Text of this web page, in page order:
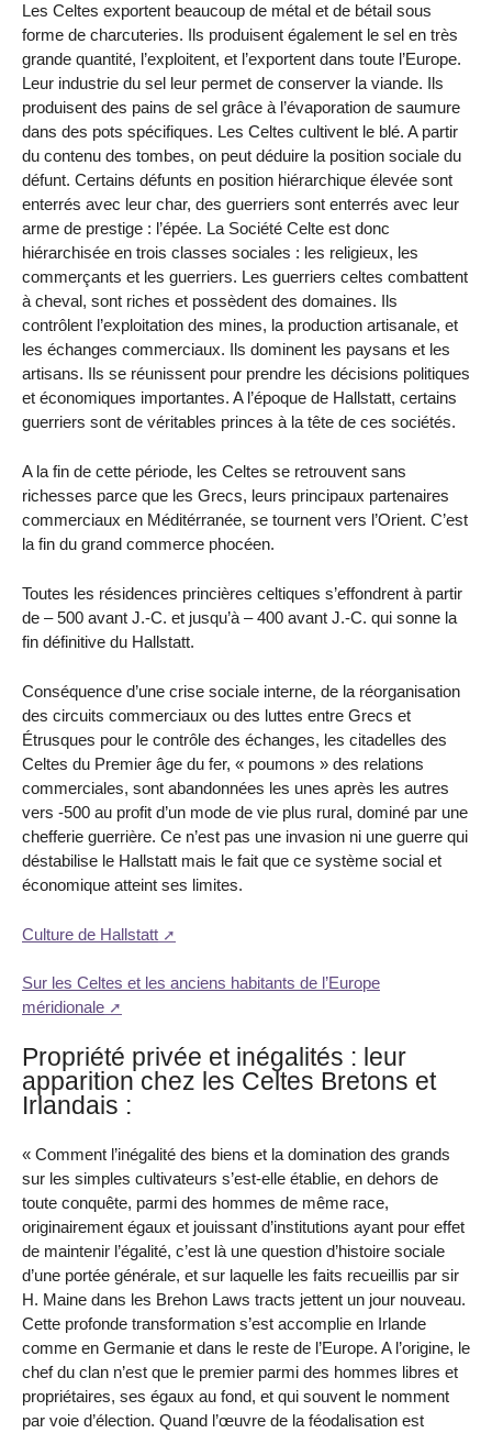
Les Celtes exportent beaucoup de métal et de bétail sous
forme de charcuteries. Ils produisent également le sel en très
grande quantité, l’exploitent, et l’exportent dans toute l’Europe.
Leur industrie du sel leur permet de conserver la viande. Ils
produisent des pains de sel grâce à l’évaporation de saumure
dans des pots spécifiques. Les Celtes cultivent le blé. A partir
du contenu des tombes, on peut déduire la position sociale du
défunt. Certains défunts en position hiérarchique élevée sont
enterrés avec leur char, des guerriers sont enterrés avec leur
arme de prestige : l’épée. La Société Celte est donc
hiérarchisée en trois classes sociales : les religieux, les
commerçants et les guerriers. Les guerriers celtes combattent
à cheval, sont riches et possèdent des domaines. Ils
contrôlent l’exploitation des mines, la production artisanale, et
les échanges commerciaux. Ils dominent les paysans et les
artisans. Ils se réunissent pour prendre les décisions politiques
et économiques importantes. A l’époque de Hallstatt, certains
guerriers sont de véritables princes à la tête de ces sociétés.
A la fin de cette période, les Celtes se retrouvent sans
richesses parce que les Grecs, leurs principaux partenaires
commerciaux en Méditérranée, se tournent vers l’Orient. C’est
la fin du grand commerce phocéen.
Toutes les résidences princières celtiques s’effondrent à partir
de – 500 avant J.-C. et jusqu’à – 400 avant J.-C. qui sonne la
fin définitive du Hallstatt.
Conséquence d’une crise sociale interne, de la réorganisation
des circuits commerciaux ou des luttes entre Grecs et
Étrusques pour le contrôle des échanges, les citadelles des
Celtes du Premier âge du fer, « poumons » des relations
commerciales, sont abandonnées les unes après les autres
vers -500 au profit d’un mode de vie plus rural, dominé par une
chefferie guerrière. Ce n’est pas une invasion ni une guerre qui
déstabilise le Hallstatt mais le fait que ce système social et
économique atteint ses limites.
Culture de Hallstatt
Sur les Celtes et les anciens habitants de l’Europe
méridionale
Propriété privée et inégalités : leur
apparition chez les Celtes Bretons et
Irlandais :
« Comment l’inégalité des biens et la domination des grands
sur les simples cultivateurs s’est-elle établie, en dehors de
toute conquête, parmi des hommes de même race,
originairement égaux et jouissant d’institutions ayant pour effet
de maintenir l’égalité, c’est là une question d’histoire sociale
d’une portée générale, et sur laquelle les faits recueillis par sir
H. Maine dans les Brehon Laws tracts jettent un jour nouveau.
Cette profonde transformation s’est accomplie en Irlande
comme en Germanie et dans le reste de l’Europe. A l’origine, le
chef du clan n’est que le premier parmi des hommes libres et
propriétaires, ses égaux au fond, et qui souvent le nomment
par voie d’élection. Quand l’œuvre de la féodalisation est